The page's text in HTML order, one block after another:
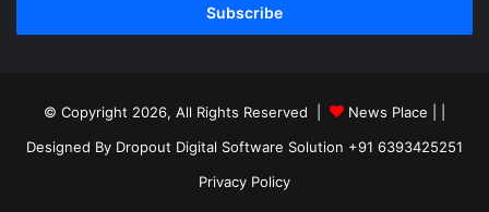
© Copyright 2026, All Rights Reserved | News Place |
Designed By Dropout Digital Software Solution +91 6393425251
Privacy Policy